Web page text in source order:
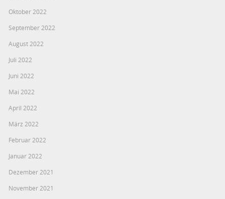
Oktober 2022
September 2022
August 2022
Juli 2022
Juni 2022
Mai 2022
April 2022
März 2022
Februar 2022
Januar 2022
Dezember 2021
November 2021